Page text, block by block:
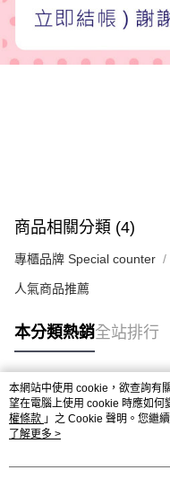
商品相關分類 (4)
專櫃品牌 Special counter
人氣商品推薦
本分類熱銷全站排行
熱門標籤
本網站中使用 cookie，欲查詢有
望在電腦上使用 cookie 時應如何
權條款 」之 Cookie 聲明。您繼
用條款之 Cookie 聲明使用 cookie
了解更多 >